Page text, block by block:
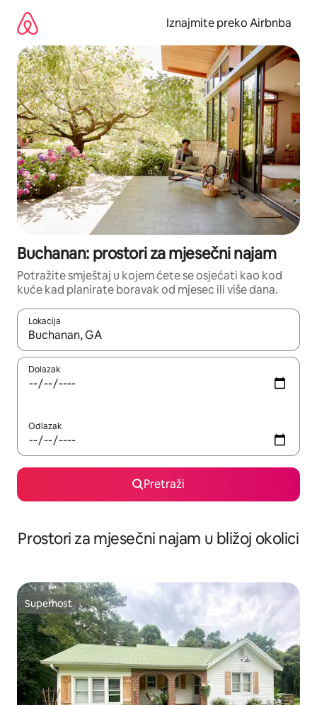
sadržaj
Iznajmite preko Airbnba
Buchanan: prostori za mjesečni najam
Potražite smještaj u kojem ćete se osjećati kao kod
kuće kad planirate boravak od mjesec ili više dana.
Lokacija
Kada budu dostupni rezultati, moći ćete ih pregledati
Dolazak
Odlazak
Pretraži
Prostori za mjesečni najam u bližoj okolici
Superhost
Superhost